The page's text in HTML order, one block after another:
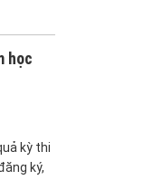
học
kỳ thi
ký,